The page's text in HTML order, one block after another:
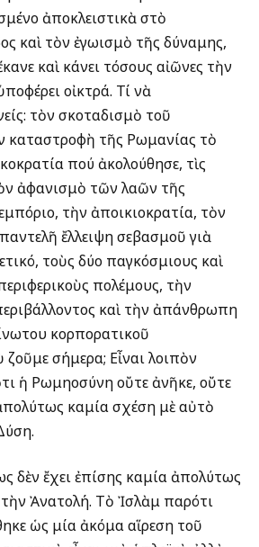
ἀποκλειστικὰ στὸ
καὶ τὸν ἐγωισμὸ τῆς δύναμης,
καὶ κάνει τόσους αἰῶνες τὴν
οἰκτρά. Τί νὰ
τὸν σκοταδισμὸ τοῦ
καταστροφὴ τῆς Ρωμανίας τὸ
πού ἀκολούθησε, τὶς
ἀφανισμὸ τῶν λαῶν τῆς
τὴν ἀποικιοκρατία, τὸν
ἔλλειψη σεβασμοῦ γιὰ
τοὺς δύο παγκόσμιους καὶ
πολέμους, τὴν
καὶ τὴν ἀπάνθρωπη
κορπορατικοῦ
σήμερα; Εἶναι λοιπὸν
ἡ Ρωμηοσύνη οὔτε ἀνῆκε, οὔτε
καμία σχέση μὲ αὐτὸ
ἔχει ἐπίσης καμία ἀπολύτως
Ἀνατολή. Τὸ Ἰσλὰμ παρότι
ὡς μία ἀκόμα αἵρεση τοῦ